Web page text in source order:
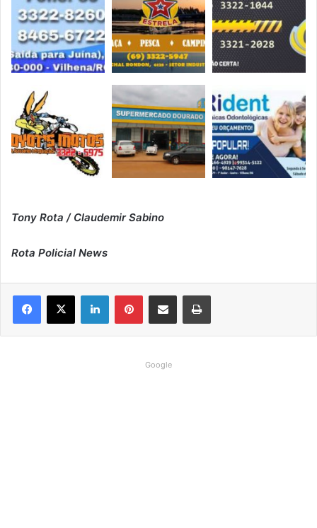
Tony Rota / Claudemir Sabino
Rota Policial News
Google